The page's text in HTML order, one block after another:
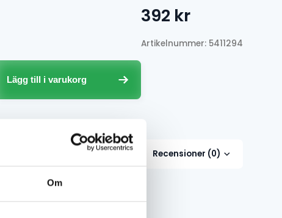
Om
392 kr
Artikelnummer: 5411294
Lägg till i varukorg
Recensioner (0)